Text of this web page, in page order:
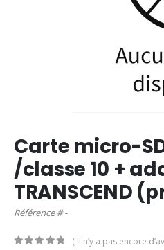
Carte micro-
/classe 10 +
TRANSCEND
Référence # -
( Il n’y a pas encore